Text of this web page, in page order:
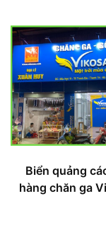
Biển quảng
hàng chăn ga